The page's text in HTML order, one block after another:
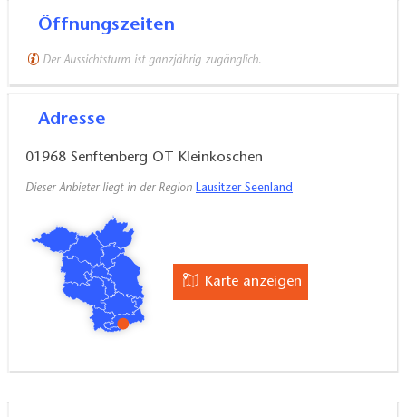
Öffnungszeiten
Der Aussichtsturm ist ganzjährig zugänglich.
Adresse
01968 Senftenberg OT Kleinkoschen
Dieser Anbieter liegt in der Region Lausitzer Seenland
Karte anzeigen